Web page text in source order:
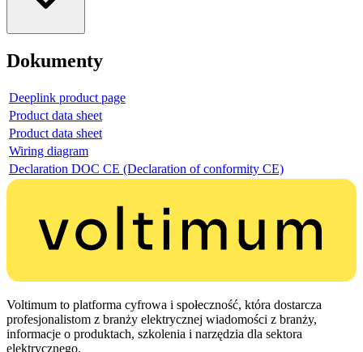
Dokumenty
Deeplink product page
Product data sheet
Product data sheet
Wiring diagram
Declaration DOC CE (Declaration of conformity CE)
Voltimum to platforma cyfrowa i społeczność, która dostarcza
profesjonalistom z branży elektrycznej wiadomości z branży,
informacje o produktach, szkolenia i narzędzia dla sektora
elektrycznego.